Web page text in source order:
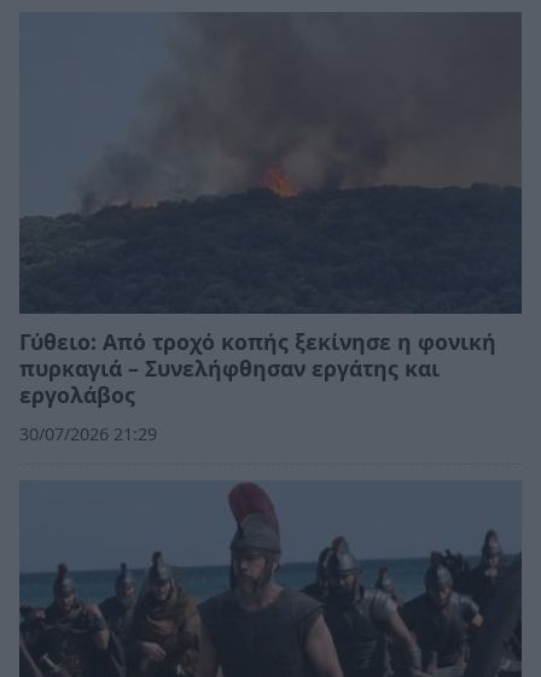
Γύθειο: Από τροχό κοπής ξεκίνησε η φονική
πυρκαγιά – Συνελήφθησαν εργάτης και
εργολάβος
30/07/2026 21:29